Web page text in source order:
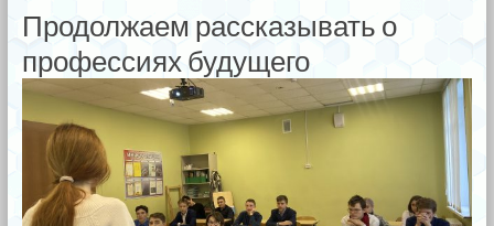
Продолжаем рассказывать о
профессиях будущего